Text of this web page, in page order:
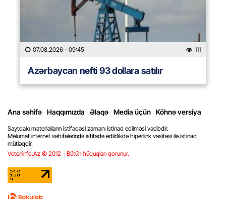
07.08.2026 - 09:45 111
Azərbaycan nefti 93 dollara satılır
Ana səhifə Haqqımızda Əlaqə Media üçün Köhnə versiya
Saytdakı materialların istifadəsi zamanı istinad edilməsi vacibdir.
Məlumat internet səhifələrində istifadə edildikdə hiperlink vasitəsi ilə istinad
mütləqdir.
Veteninfo.Az © 2012 - Bütün hüquqları qorunur.